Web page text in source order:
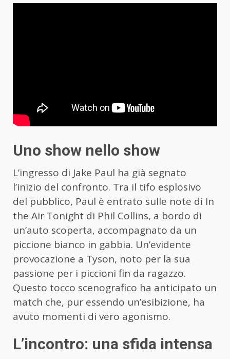
Uno show nello show
L’ingresso di Jake Paul ha già segnato
l’inizio del confronto. Tra il tifo esplosivo
del pubblico, Paul è entrato sulle note di In
the Air Tonight di Phil Collins, a bordo di
un’auto scoperta, accompagnato da un
piccione bianco in gabbia. Un’evidente
provocazione a Tyson, noto per la sua
passione per i piccioni fin da ragazzo.
Questo tocco scenografico ha anticipato un
match che, pur essendo un’esibizione, ha
avuto momenti di vero agonismo.
L’incontro: una sfida intensa